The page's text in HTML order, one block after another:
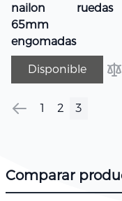
nailon ruedas
65mm
engomadas
Disponible
Página
Página
Anterior
Página
1
Página
2 3
Comparar